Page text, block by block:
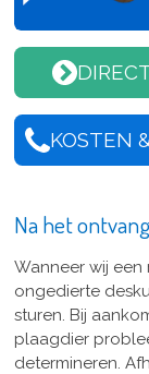
KOSTEN
Na het
Wanneer wij
ongedierte
sturen. Bij
plaagdier
determineren.